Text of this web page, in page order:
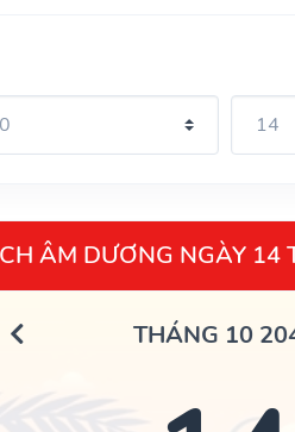
ÂM DƯƠNG NGÀY 14
THÁNG 10